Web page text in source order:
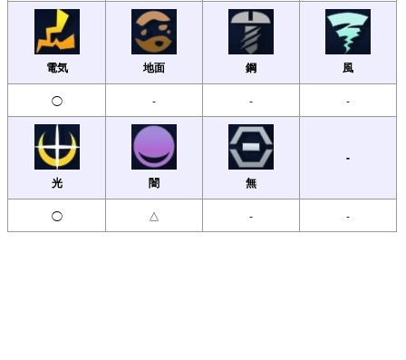
電気 地面 鋼 風
◯ - - -
光 闇 無
-
◯ △ - -